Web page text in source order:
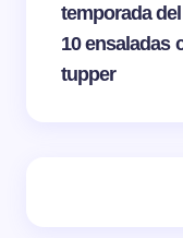
temporada
10 ensaladas
tupper